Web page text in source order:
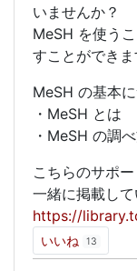
いませんか？
MeSH を使う
すことができま
MeSH の基本
・MeSH とは
・MeSH の調
こちらのサポ
一緒に掲載して
https://
いいね 13